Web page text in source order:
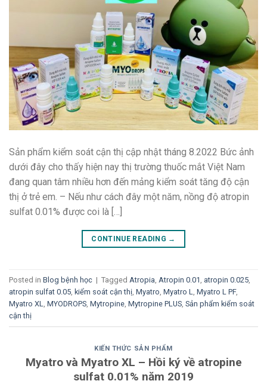
Sản phẩm kiểm soát cận thị cập nhật tháng 8.2022 Bức ảnh
dưới đây cho thấy hiện nay thị trường thuốc mắt Việt Nam
đang quan tâm nhiều hơn đến mảng kiểm soát tăng độ cận
thị ở trẻ em. – Nếu như cách đây một năm, nồng độ atropin
sulfat 0.01% được coi là […]
CONTINUE READING →
Posted in Blog bệnh học | Tagged Atropia Atropin 0.01 atropin 0.025
atropin sulfat 0.05 kiểm soát cận thị Myatro Myatro L Myatro L PF,
Myatro XL
MYODROPS Mytropine Mytropine PLUS Sản phẩm kiểm soát
cận thị
KIẾN THỨC SẢN PHẨM
Myatro và Myatro XL – Hồi ký về atropine
sulfat 0.01% năm 2019